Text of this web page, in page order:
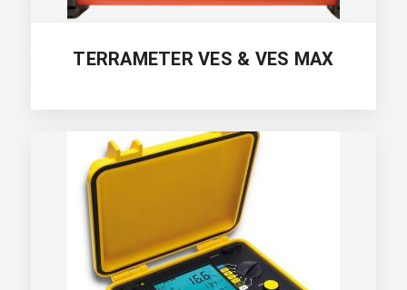
TERRAMETER VES & VES MAX